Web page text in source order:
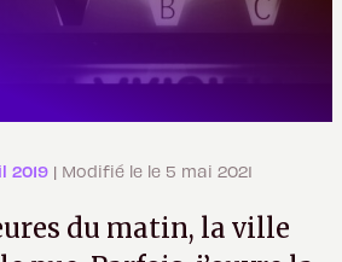
2019 | Modifié le le 5 mai 2021
du matin, la ville